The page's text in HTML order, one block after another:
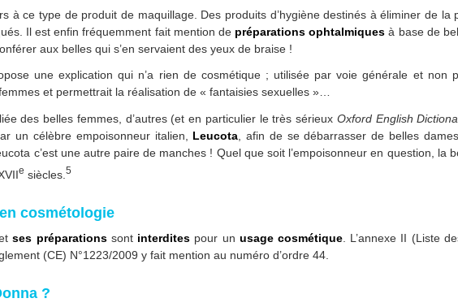
à ce type de produit de maquillage. Des produits d’hygiène destinés à éliminer de la
Il est enfin fréquemment fait mention de préparations ophtalmiques à base de
aux belles qui s’en servaient des yeux de braise !
une explication qui n’a rien de cosmétique ; utilisée par voie générale et non
et permettrait la réalisation de « fantaisies sexuelles »…
des belles femmes, d’autres (et en particulier le très sérieux Oxford English
un célèbre empoisonneur italien, Leucota, afin de se débarrasser de belles
c’est une autre paire de manches ! Quel que soit l’empoisonneur en question, la
e siècles. 5
cosmétologie
ses préparationssont interdites pour un usage cosmétique. L’annexe II (Liste
(CE) N°1223/2009 y fait mention au numéro d’ordre 44.
?